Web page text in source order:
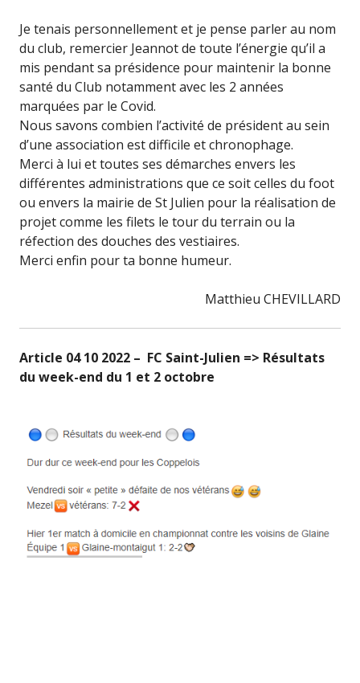
Je tenais personnellement et je pense parler au nom
du club, remercier Jeannot de toute l’énergie qu’il a
mis pendant sa présidence pour maintenir la bonne
santé du Club notamment avec les 2 années
marquées par le Covid.
Nous savons combien l’activité de président au sein
d’une association est difficile et chronophage.
Merci à lui et toutes ses démarches envers les
différentes administrations que ce soit celles du foot
ou envers la mairie de St Julien pour la réalisation de
projet comme les filets le tour du terrain ou la
réfection des douches des vestiaires.
Merci enfin pour ta bonne humeur.
Matthieu CHEVILLARD
Article 04 10 2022 – FC Saint-Julien => Résultats
du week-end du 1 et 2 octobre